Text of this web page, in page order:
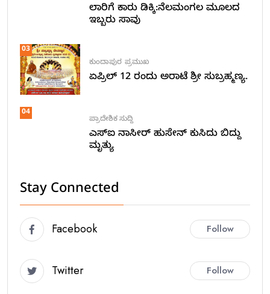
ಲಾರಿಗೆ ಕಾರು ಡಿಕ್ಕಿ:ನೆಲಮಂಗಲ ಮೂಲದ
ಇಬ್ಬರು ಸಾವು
03
ಕುಂದಾಪುರ ಪ್ರಮುಖ
ಏಪ್ರಿಲ್ 12 ರಂದು ಅರಾಟೆ ಶ್ರೀ ಸುಬ್ರಹ್ಮಣ್ಯ.
04
ಪ್ರಾದೇಶಿಕ ಸುದ್ದಿ
ಎಸ್ಐ ನಾಸೀರ್ ಹುಸೇನ್ ಕುಸಿದು ಬಿದ್ದು
ಮೃತ್ಯು
Stay Connected
Facebook Follow
Twitter Follow